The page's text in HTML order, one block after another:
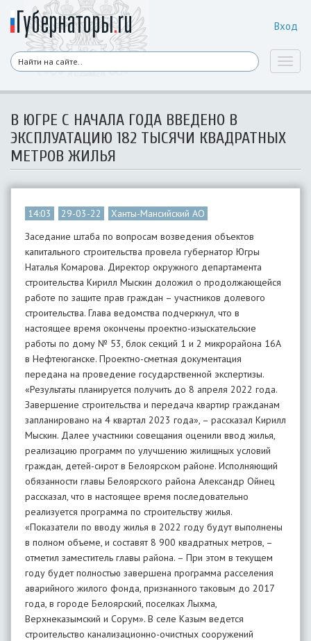
Вход
В ЮГРЕ С НАЧАЛА ГОДА ВВЕДЕНО В
ЭКСПЛУАТАЦИЮ 182 ТЫСЯЧИ КВАДРАТНЫХ
МЕТРОВ ЖИЛЬЯ
14:03 29-03-22
Ханты-Мансийский АО
Заседание штаба по вопросам возведения объектов
капитального строительства провела губернатор Югры
Наталья Комарова. Директор окружного департамента
строительства Кирилл Мыскин доложил о продолжающейся
работе по защите прав граждан – участников долевого
строительства. Глава ведомства подчеркнул, что в
настоящее время окончены проектно-изыскательские
работы по дому № 53, блок секций 1 и 2 микрорайона 16А
в Нефтеюганске. Проектно-сметная документация
передана на проведение государственной экспертизы.
«Результаты планируется получить до 8 апреля 2022 года.
Завершение строительства и передача квартир гражданам
запланировано на 4 квартал 2023 года», – рассказал Кирилл
Мыскин. Далее участники совещания оценили ввод жилья,
реализацию программ по улучшению жилищных условий
граждан, детей-сирот в Белоярском районе. Исполняющий
обязанности главы Белоярского района Александр Ойнец
рассказал, что в настоящее время последовательно
реализуется программа по строительству жилья.
«Показатели по вводу жилья в 2022 году будут выполнены
в полном объеме, и составят 8 900 квадратных метров, –
отметил заместитель главы района. – При этом в текущем
году будет полностью завершена программа расселения
аварийного жилого фонда, признанного таковым до 2017
года, в городе Белоярский, поселках Лыхма,
Верхнеказымский и Сорум». В селе Казым ведется
строительство канализационно-очистных сооружений